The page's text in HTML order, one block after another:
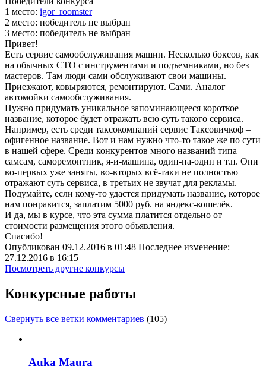
1 место: igor­_ro­om­ster
2 место: победитель не выбран
3 место: победитель не выбран
Привет!
Есть сервис самообслуживания машин. Несколько боксов, как
на обычных СТО с инструментами и подъемниками, но без
мастеров. Там люди сами обслуживают свои машины.
Приезжают, ковыряются, ремонтируют. Сами. Аналог
автомойки самообслуживания.
Нужно придумать уникальное запоминающееся короткое
название, которое будет отражать всю суть такого сервиса.
Например, есть среди таксокомпаний сервис Таксовичкоф –
офигенное название. Вот и нам нужно что-то такое же по сути
в нашей сфере. Среди конкурентов много названий типа
самсам, саморемонтник, я-и-машина, один-на-один и т.п. Они
во-первых уже заняты, во-вторых всё-таки не полностью
отражают суть сервиса, в третьих не звучат для рекламы.
Подумайте, если кому-то удастся придумать название, которое
нам понравится, заплатим 5000 руб. на яндекс-кошелёк.
И да, мы в курсе, что эта сумма платится отдельно от
стоимости размещения этого объявления.
Спасибо!
Опубликован 09.12.2016 в 01:48 Последнее изменение:
27.12.2016 в 16:15
Посмотреть другие конкурсы
Конкурсные работы
Свернуть все ветки комментариев (105)
Auka Maura